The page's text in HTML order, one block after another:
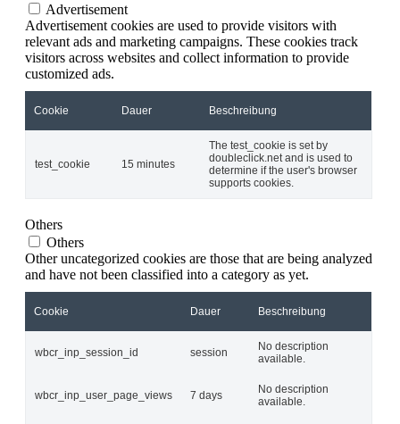
Advertisement
Advertisement cookies are used to provide visitors with
relevant ads and marketing campaigns. These cookies track
visitors across websites and collect information to provide
customized ads.
Cookie Dauer Beschreibung
test_cookie 15 minutes
The test_cookie is set by
doubleclick.net and is used to
determine if the user's browser
supports cookies.
Others
Others
Other uncategorized cookies are those that are being analyzed
and have not been classified into a category as yet.
Cookie Dauer Beschreibung
wbcr_inp_session_id session
No description
available.
wbcr_inp_user_page_views 7 days
No description
available.